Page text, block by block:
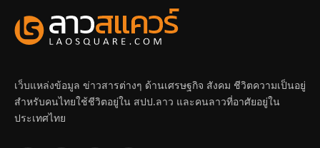
เว็บแหล่งข้อมูล ข่าวสารต่างๆ ด้านเศรษฐกิจ สังคม ชีวิตความเป็นอยู่
สำหรับคนไทยใช้ชีวิตอยู่ใน สปป.ลาว และคนลาวที่อาศัยอยู่ใน
ประเทศไทย